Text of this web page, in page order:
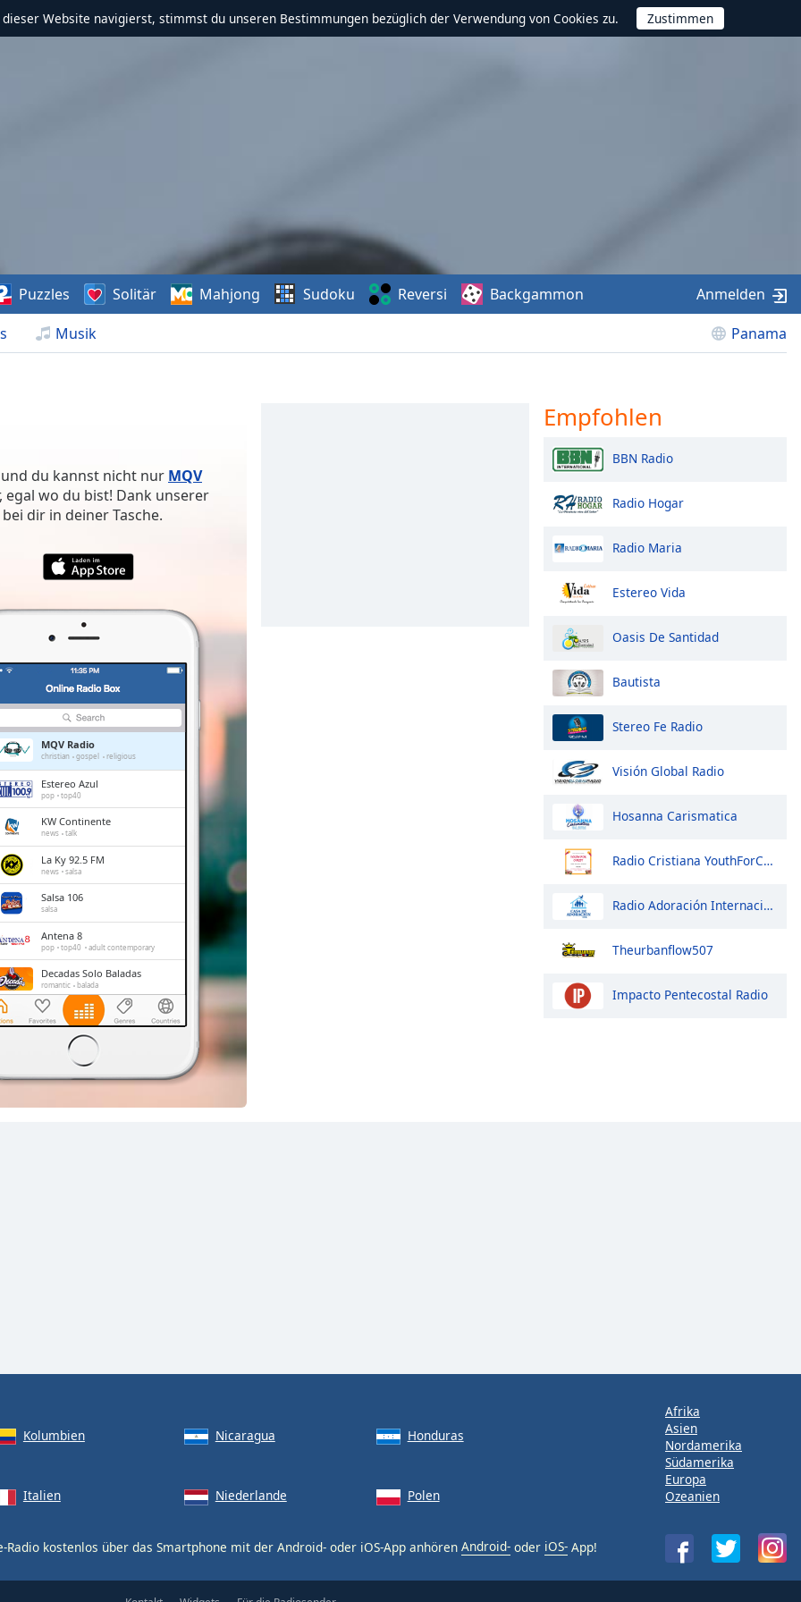
Website navigierst, stimmst du unseren Bestimmungen bezüglich der Verwendung von Cookies zu.
Musik Panama
Puzzles Solitär Mahjong Sudoku Reversi Backgammon Anmelden
du kannst nicht nur MQV
egal wo du bist! Dank unserer
dir in deiner Tasche.
MQV Radio
christian gospel religious
Estereo Azul
pop top40
KW Continente
news talk
La Ky 92.5 FM
news salsa
Salsa 106
salsa
Antena 8
pop top40 adult contemporary
Decadas Solo Baladas
romantic balada
Stereo Fe Radio
christian
Visión Global Radio
Empfohlen
BBN Radio
Radio Hogar
Radio Maria
Estereo Vida
Oasis De Santidad
Bautista
Stereo Fe Radio
Visión Global Radio
Hosanna Carismatica
Radio Cristiana YouthForChrist
Radio Adoración Internacional
Theurbanflow507
Impacto Pentecostal Radio
Kolumbien Nicaragua Honduras
Italien Niederlande Polen
Radio kostenlos über das Smartphone mit der Android- oder iOS-App anhören Android- oder iOS- App!
Afrika
Asien
Nordamerika
Südamerika
Europa
Ozeanien